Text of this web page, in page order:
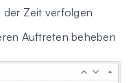
Zeit verfolgen
Auftreten beheben